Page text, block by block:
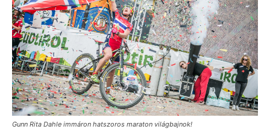
Gunn Rita Dahle immáron hatszoros maraton világbajnok!